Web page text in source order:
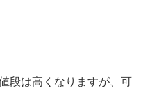
段は高くなりますが、可